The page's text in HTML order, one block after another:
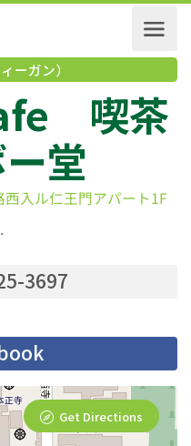
ィーガン）
喫
堂
3697
Get Directions